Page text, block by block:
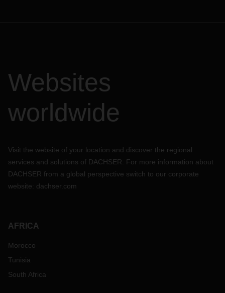
Websites
worldwide
Visit the website of your location and discover the regional
services and solutions of DACHSER. For more information about
DACHSER from a global perspective switch to our corporate
website: dachser.com
AFRICA
Morocco
Tunisia
South Africa